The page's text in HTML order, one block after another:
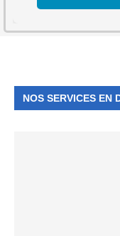
NOS SERVICES EN